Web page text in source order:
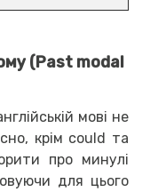
(Past modal
мові не
крім could та
про минулі
для цього